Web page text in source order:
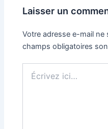
Laisser un
Votre adresse e-mail ne
champs obligatoires
ici…